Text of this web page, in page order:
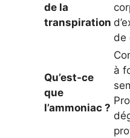
de la
transpiration
de
Qu’est-ce
que
l’ammoniac ?
à